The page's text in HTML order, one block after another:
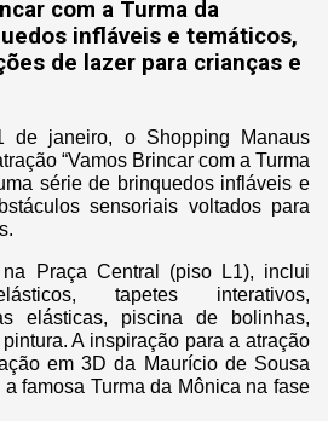
com a Turma da
infláveis e temáticos,
de lazer para crianças e
de janeiro, o Shopping Manaus
“Vamos Brincar com a Turma
série de brinquedos infláveis e
sensoriais voltados para
Praça Central (piso L1), inclui
tapetes interativos,
elásticas, piscina de bolinhas,
A inspiração para a atração
em 3D da Maurício de Sousa
famosa Turma da Mônica na fase